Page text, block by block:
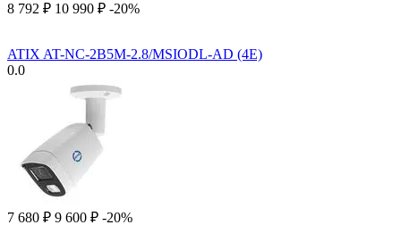
8 792 ₽ 10 990 ₽ -20%
ATIX AT-NC-2B5M-2.8/MSIODL-AD (4E)
0.0
7 680 ₽ 9 600 ₽ -20%